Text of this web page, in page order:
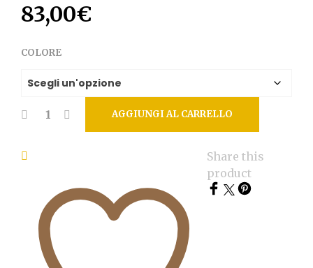
83,00€
COLORE
AGGIUNGI AL CARRELLO
Share this
product